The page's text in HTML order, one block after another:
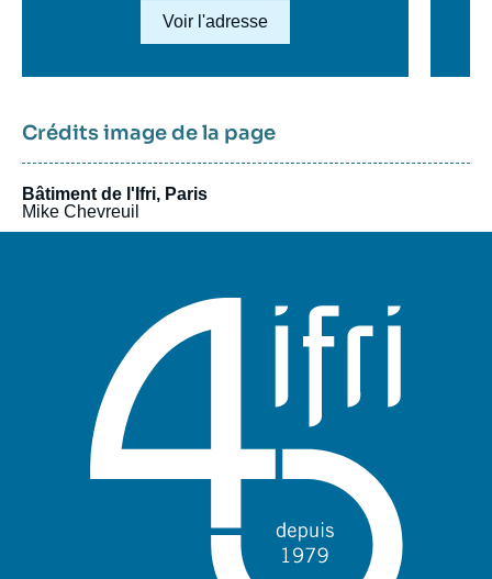
Lien en savoir plus
Voir l'adresse
Crédits image de la page
Bâtiment de l'Ifri, Paris
Mike Chevreuil